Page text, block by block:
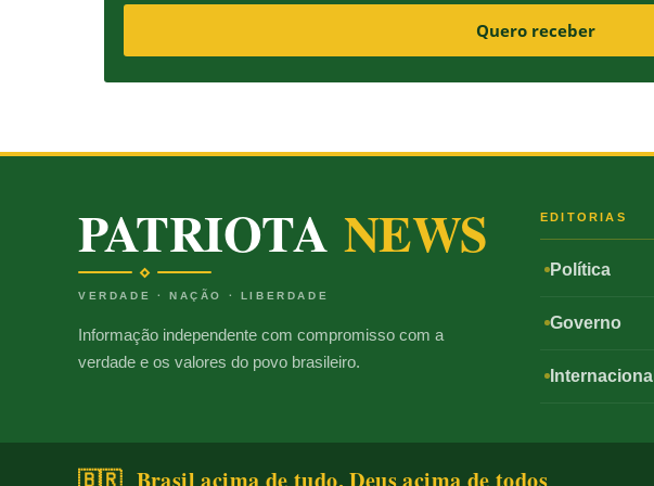
Quero receber
PATRIOTA NEWS
VERDADE · NAÇÃO · LIBERDADE
Informação independente com compromisso com a
verdade e os valores do povo brasileiro.
EDITORIAS
Política
Governo
Internacional